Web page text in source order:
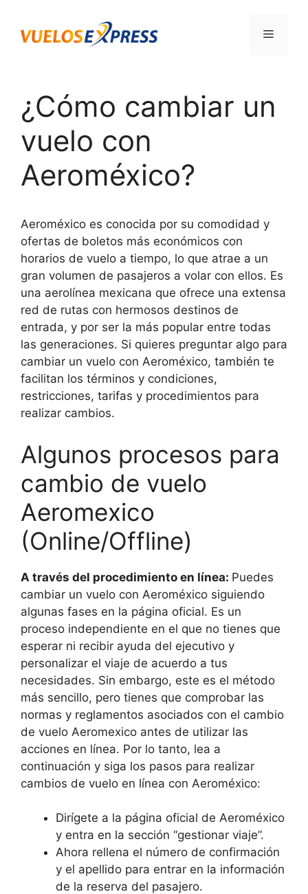
contenido
Menú
¿Cómo cambiar un
vuelo con
Aeroméxico?
Aeroméxico es conocida por su comodidad y
ofertas de boletos más económicos con
horarios de vuelo a tiempo, lo que atrae a un
gran volumen de pasajeros a volar con ellos. Es
una aerolínea mexicana que ofrece una extensa
red de rutas con hermosos destinos de
entrada, y por ser la más popular entre todas
las generaciones. Si quieres preguntar algo para
cambiar un vuelo con Aeroméxico, también te
facilitan los términos y condiciones,
restricciones, tarifas y procedimientos para
realizar cambios.
Algunos procesos para
cambio de vuelo
Aeromexico
(Online/Offline)
A través del procedimiento en línea: Puedes
cambiar un vuelo con Aeroméxico siguiendo
algunas fases en la página oficial. Es un
proceso independiente en el que no tienes que
esperar ni recibir ayuda del ejecutivo y
personalizar el viaje de acuerdo a tus
necesidades. Sin embargo, este es el método
más sencillo, pero tienes que comprobar las
normas y reglamentos asociados con el cambio
de vuelo Aeromexico antes de utilizar las
acciones en línea. Por lo tanto, lea a
continuación y siga los pasos para realizar
cambios de vuelo en línea con Aeroméxico:
Dirígete a la página oficial de Aeroméxico
y entra en la sección “gestionar viaje”.
Ahora rellena el número de confirmación
y el apellido para entrar en la información
de la reserva del pasajero.